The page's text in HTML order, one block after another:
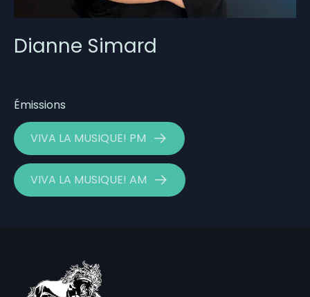
Dianne Simard
Émissions
VIVA LA MUSIQUE! PM
VIVA LA MUSIQUE! AM